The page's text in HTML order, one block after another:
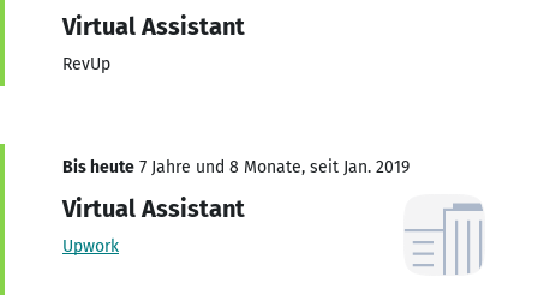
Virtual Assistant
RevUp
Bis heute 7 Jahre und 8 Monate, seit Jan. 2019
Virtual Assistant
Upwork